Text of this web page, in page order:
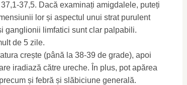
37,5. Dacă examinați amigdalele, puteți
lor și aspectul unui strat purulent
ganglionii limfatici sunt clar palpabili.
de 5 zile.
crește (până la 38-39 de grade), apoi
iradiază către ureche. În plus, pot apărea
și febră și slăbiciune generală.